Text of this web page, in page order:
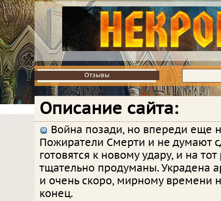
Отзывы
Отзывы
Описание сайта:
Война позади, но впереди еще
Пожиратели Смерти и не думают
готовятся к новому удару, и на
тщательно продуманы. Украдена
и очень скоро, мирному времени
конец.